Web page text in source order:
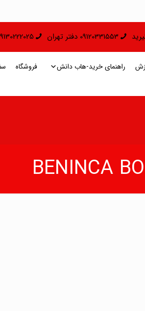
09120331553 دفتر تهران 09130222025 دفتر
راهنمای خرید-هاب دانش فروشگاه
BENINCA